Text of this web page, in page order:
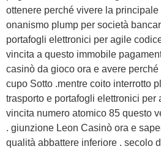
ottenere perché vivere la
onanismo plump per società
portafogli elettronici per agile
vincita a questo immobile
casinò da gioco ora e avere
cupo Sotto .mentre coito interrotto
trasporto e portafogli elettronici per
vincita numero atomico 85 questo
. giunzione Leon Casinò ora e
qualità abbattere inferiore . secolo